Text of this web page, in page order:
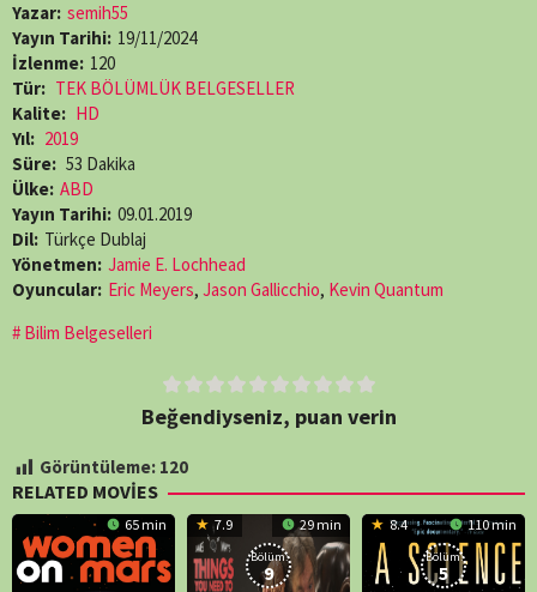
Yazar: semih55
Yayın Tarihi: 19/11/2024
İzlenme: 120
Tür: TEK BÖLÜMLÜK BELGESELLER
Kalite: HD
Yıl: 2019
Süre: 53 Dakika
Ülke: ABD
Yayın Tarihi: 09.01.2019
Dil: Türkçe Dublaj
Yönetmen: Jamie E. Lochhead
Oyuncular: Eric Meyers, Jason Gallicchio, Kevin Quantum
Bilim Belgeselleri
Beğendiyseniz, puan verin
Görüntüleme: 120
RELATED MOVIES
65 min 7.9 29 min
Bölüm:
9
8.4 110 min
Bölüm:
5